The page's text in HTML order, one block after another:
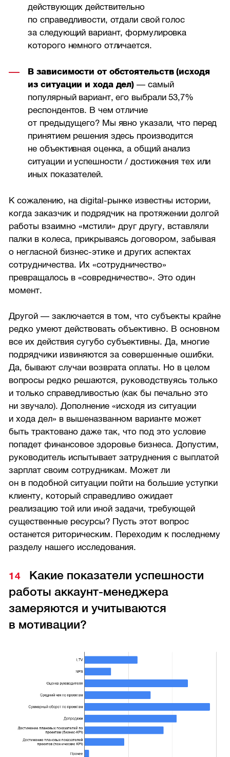
действующих действительно
по справедливости, отдали свой голос
за следующий вариант, формулировка
которого немного отличается.
В зависимости от обстоятельств (исходя
из ситуации и хода дел) — самый
популярный вариант, его выбрали 53,7%
респондентов. В чем отличие
от предыдущего? Мы явно указали, что перед
принятием решения здесь производится
не объективная оценка, а общий анализ
ситуации и успешности / достижения тех или
иных показателей.
К сожалению, на digital-рынке известны истории,
когда заказчик и подрядчик на протяжении долгой
работы взаимно «мстили» друг другу, вставляли
палки в колеса, прикрываясь договором, забывая
о негласной бизнес-этике и других аспектах
сотрудничества. Их «сотрудничество»
превращалось в «совредничество». Это один
момент.
Другой — заключается в том, что субъекты крайне
редко умеют действовать объективно. В основном
все их действия сугубо субъективны. Да, многие
подрядчики извиняются за совершенные ошибки.
Да, бывают случаи возврата оплаты. Но в целом
вопросы редко решаются, руководствуясь только
и только справедливостью (как бы печально это
ни звучало). Дополнение «исходя из ситуации
и хода дел» в вышеназванном варианте может
быть трактовано даже так, что под это условие
попадет финансовое здоровье бизнеса. Допустим,
руководитель испытывает затруднения с выплатой
зарплат своим сотрудникам. Может ли
он в подобной ситуации пойти на большие уступки
клиенту, который справедливо ожидает
реализацию той или иной задачи, требующей
существенные ресурсы? Пусть этот вопрос
останется риторическим. Переходим к последнему
разделу нашего исследования.
Какие показатели успешности
работы аккаунт-менеджера
замеряются и учитываются
в мотивации?